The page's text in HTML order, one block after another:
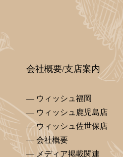
会社概要/支店案内
ウィッシュ福岡
ウィッシュ鹿児島店
ウィッシュ佐世保店
会社概要
メディア掲載関連